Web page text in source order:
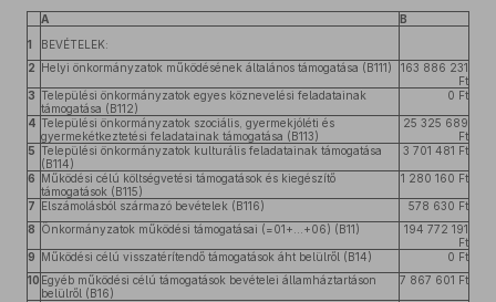
A
B
1
BEVÉTELEK:
2 Helyi önkormányzatok működésének általános támogatása (B111)
163 886 231
Ft
3 Települési önkormányzatok egyes köznevelési feladatainak
támogatása (B112)
0 Ft
4 Települési önkormányzatok szociális, gyermekjóléti és
gyermekétkeztetési feladatainak támogatása (B113)
25 325 689
Ft
5 Települési önkormányzatok kulturális feladatainak támogatása
(B114)
3 701 481 Ft
6 Működési célú költségvetési támogatások és kiegészítő
támogatások (B115)
1 280 160 Ft
7 Elszámolásból származó bevételek (B116)
578 630 Ft
8 Önkormányzatok működési támogatásai (=01+…+06) (B11)
194 772 191
Ft
9 Működési célú visszatérítendő támogatások áht belülről (B14)
0 Ft
10 Egyéb működési célú támogatások bevételei államháztartáson
belülről (B16)
7 867 601 Ft